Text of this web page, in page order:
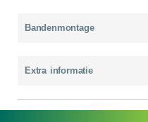
Bandenmontage
Extra informatie